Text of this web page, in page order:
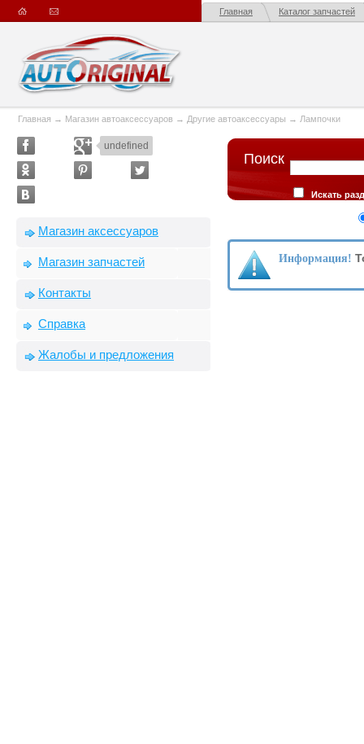
Главная Каталог запчастей
Главная → Магазин автоаксессуаров → Другие автоаксессуары → Лампочки
undefined
Магазин аксессуаров
Магазин запчастей
Контакты
Справка
Жалобы и предложения
Поиск
Искать
Информация!